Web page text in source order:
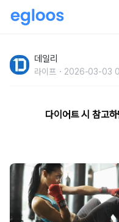
데일리
라이프 2026-03-03
다이어트 시 참고